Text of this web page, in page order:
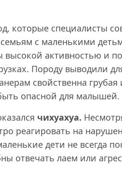
которые специалисты
с маленькими
высокой активностью и
Породу выводили
свойственна
опасной для малышей.
чихуахуа.
реагировать на
дети не всегда
отвечать лаем или